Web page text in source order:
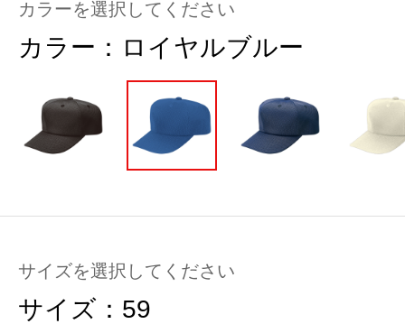
カラーを選択してください
カラー： ロイヤルブルー
サイズを選択してください
サイズ： 59